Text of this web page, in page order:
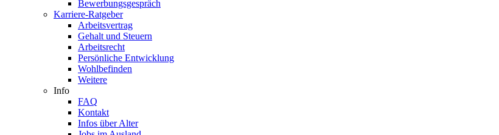
Bewerbungsgespräch
Karriere-Ratgeber
Arbeitsvertrag
Gehalt und Steuern
Arbeitsrecht
Persönliche Entwicklung
Wohlbefinden
Weitere
Info
FAQ
Kontakt
Infos über Alter